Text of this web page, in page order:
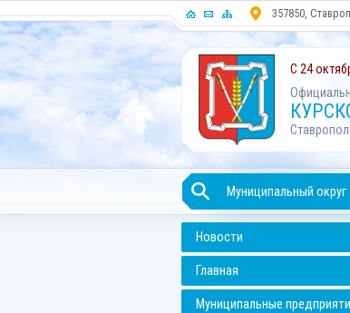
357850,
С 24
Муниципальный округ
Новости
Главная
Муниципальные